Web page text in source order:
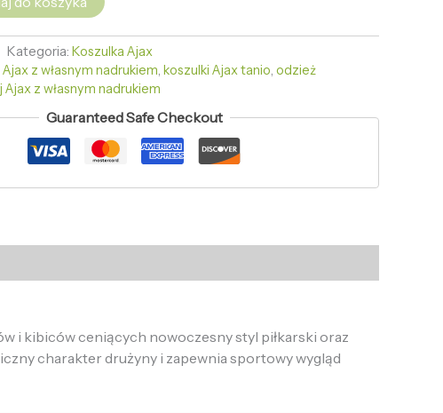
Kategoria: Koszulka Ajax
z własnym nadrukiem, koszulki Ajax tanio, odzież
Ajax z własnym nadrukiem
Guaranteed Safe Checkout
i kibiców ceniących nowoczesny styl piłkarski oraz
charakter drużyny i zapewnia sportowy wygląd